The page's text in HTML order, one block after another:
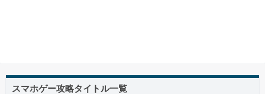
スマホゲー攻略タイトル一覧